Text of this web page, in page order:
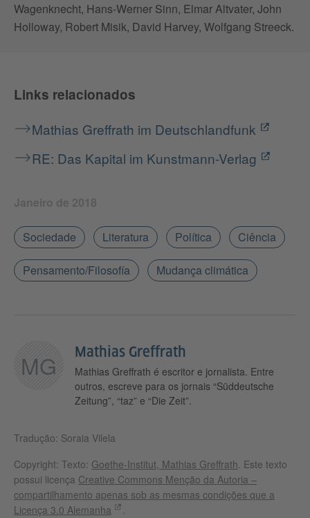
Wagenknecht, Hans-Werner Sinn, Elmar Altvater, John
Holloway, Robert Misik, David Harvey, Wolfgang Streeck.
Links relacionados
Mathias Greffrath im Deutschlandfunk
RE: Das Kapital im Kunstmann-Verlag
Janeiro de 2018
Sociedade Literatura Política Ciência
Pensamento/Filosofía Mudança climática
MG Mathias Greffrath
Mathias Greffrath é escritor e jornalista. Entre
outros, escreve para os jornais “Süddeutsche
Zeitung”, “taz” e “Die Zeit”.
Tradução: Soraia Vilela
Copyright: Texto: Goethe-Institut, Mathias Greffrath. Este texto
possui licença Creative Commons Menção da Autoria –
compartilhamento apenas sob as mesmas condições que a
Licença 3.0 Alemanha
.